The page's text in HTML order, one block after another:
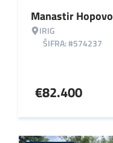
Manastir Hopovo
IRIG
ŠIFRA: #574237
€82.400